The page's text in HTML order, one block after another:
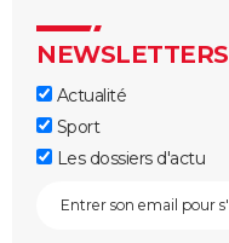
NEWSLETTERS
Actualité
Sport
Les dossiers d'actu